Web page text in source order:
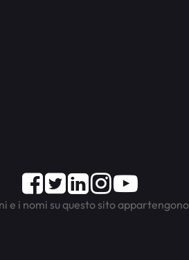
Facebook
TwitterLinkedInInstagram
Youtube
e i nomi su questo sito